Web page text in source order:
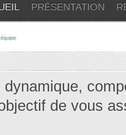
PRÉSENTATION
équipe
dynamique,
de vous